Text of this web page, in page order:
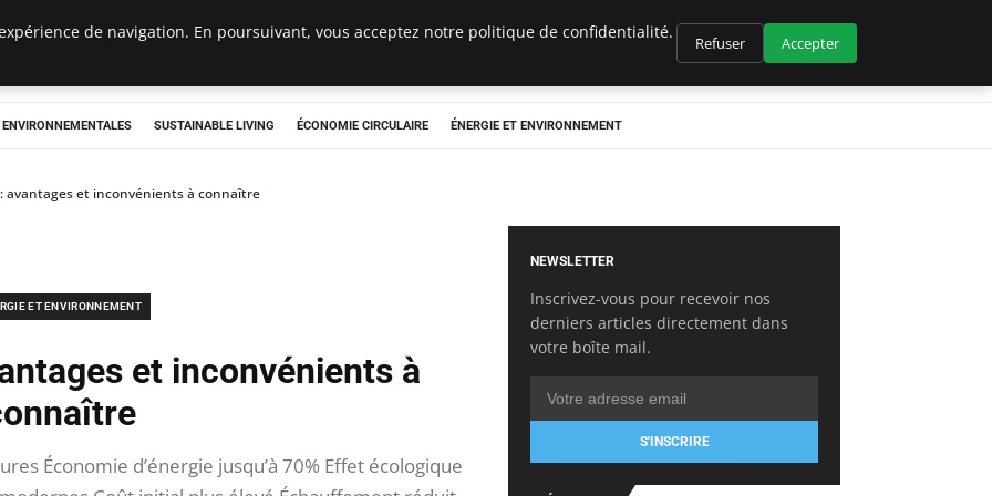
SUSTAINABLE LIVING ÉCONOMIE CIRCULAIRE ÉNERGIE ET ENVIRONNEMENT
: avantages et inconvénients à connaître
ET ENVIRONNEMENT
et inconvénients à
Économie d’énergie jusqu’à 70% Effet écologique
NEWSLETTER
Inscrivez-vous pour recevoir nos
derniers articles directement dans
votre boîte mail.
S'INSCRIRE
de navigation. En poursuivant, vous acceptez notre politique de confidentialité.
Refuser Accepter